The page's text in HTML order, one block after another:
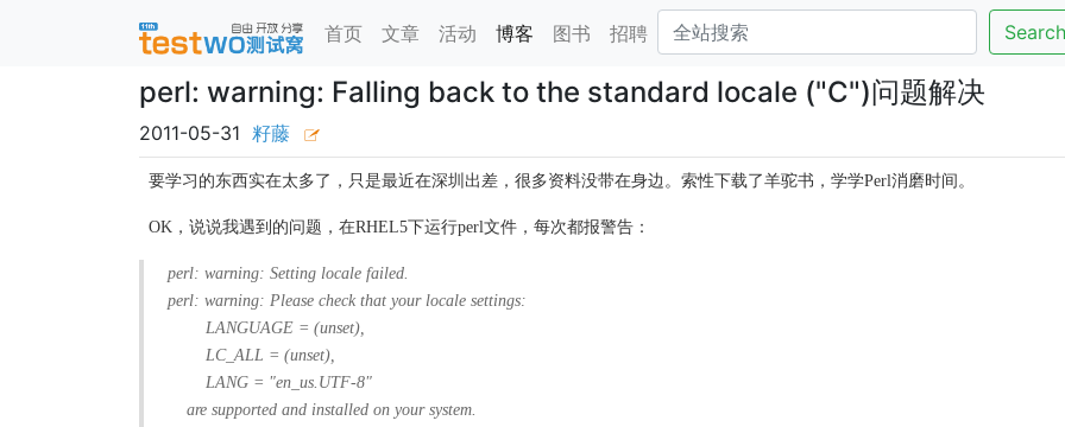
首页 文章 活动 博客 图书 招聘 Search
perl: warning: Falling back to the standard locale ("C")问题解决
2011-05-31 籽藤
要学习的东西实在太多了，只是最近在深圳出差，很多资料没带在身边。索性下载了羊驼书，学学Perl消磨时间。
OK，说说我遇到的问题，在RHEL5下运行perl文件，每次都报警告：
perl: warning: Setting locale failed.
perl: warning: Please check that your locale settings:
LANGUAGE = (unset),
LC_ALL = (unset),
LANG = "en_us.UTF-8"
are supported and installed on your system.